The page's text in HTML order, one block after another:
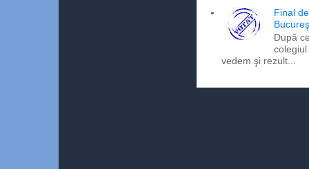
Final
După
vedem şi rezult...